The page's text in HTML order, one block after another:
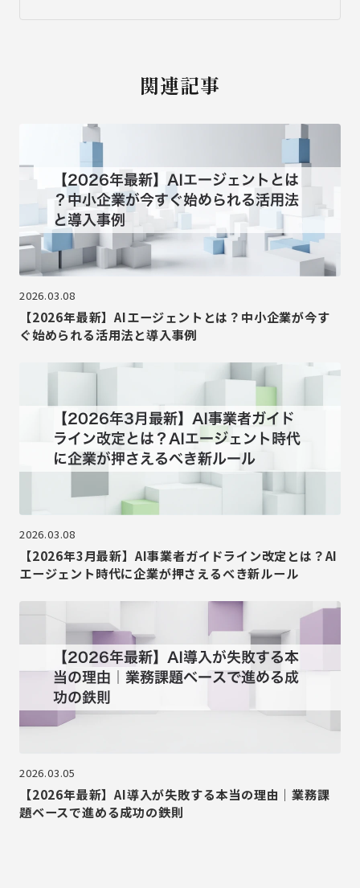
関連記事
2026.03.08
【2026年最新】AIエージェントとは？中小企業が今す
ぐ始められる活用法と導入事例
2026.03.08
【2026年3月最新】AI事業者ガイドライン改定とは？AI
エージェント時代に企業が押さえるべき新ルール
2026.03.05
【2026年最新】AI導入が失敗する本当の理由｜業務課
題ベースで進める成功の鉄則